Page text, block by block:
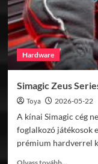
Hardware
Simagic Zeus
Toya 2026-05-22
A kínai Simagic cég
foglalkozó játékosok
prémium hardverrel